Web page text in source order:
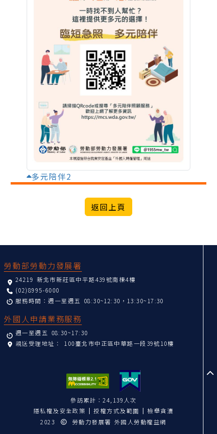
多元陪伴2
勞動部勞動力發展署
24219 新北市新莊區中平路439號南棟4樓
(02)8995-6000
服務時間：週一至週五 08:30~12:30，13:30~17:30
外國人申請業務服務
週一至週五 08:30~17:30
親送受理地址： 100臺北市中正區中華路一段39號10樓
參訪累計：24,139人次
隱私權及安全政策
授權方式及範圍
檢舉貪瀆
2023
勞動力發展署 外國人勞動權益網
至